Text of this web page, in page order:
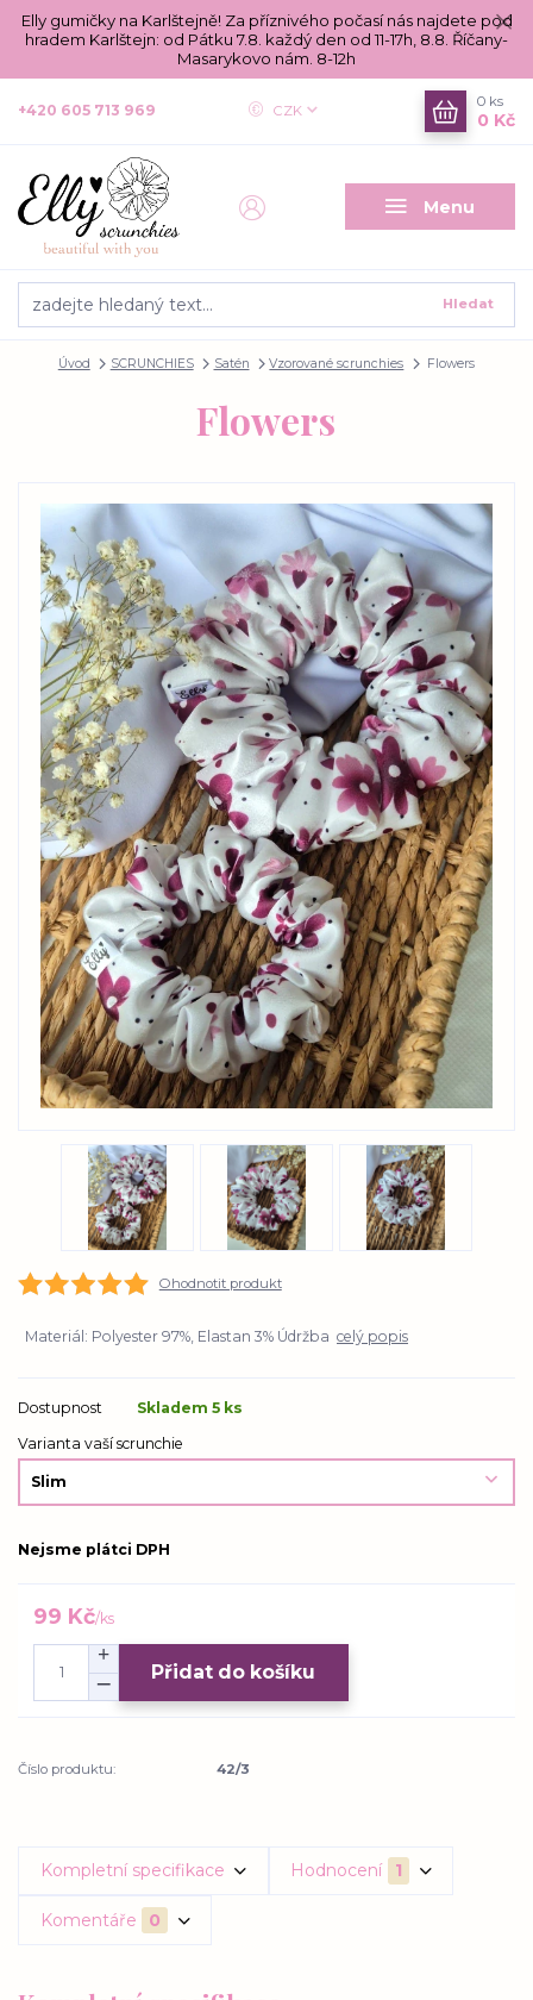
Elly gumičky na Karlštejně! Za příznivého počasí nás najdete pod
hradem Karlštejn: od Pátku 7.8. každý den od 11-17h, 8.8. Říčany-
Masarykovo nám. 8-12h
Menu
CZK
Hledat
+420 605 713 969
0 ks
0 Kč
Úvod SCRUNCHIES Satén Vzorované scrunchies Flowers
Flowers
Ohodnotit produkt
Materiál: Polyester 97%, Elastan 3% Údržba celý popis
Dostupnost
Skladem 5 ks
Varianta vaší scrunchie
Nejsme plátci DPH
99 Kč/ks
Přidat do košíku
Číslo produktu: 42/3
Kompletní specifikace Hodnocení 1
Komentáře 0